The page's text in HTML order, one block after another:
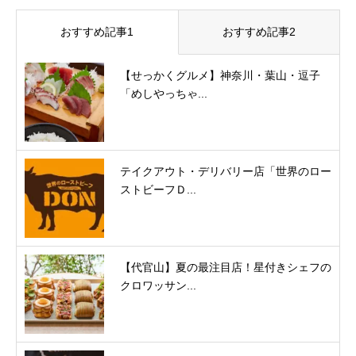
おすすめ記事1 おすすめ記事2
【せっかくグルメ】神奈川・葉山・逗子
「めしやっちゃ...
テイクアウト・デリバリー店「世界のロー
ストビーフＤ...
【代官山】夏の最注目店！星付きシェフの
クロワッサン...